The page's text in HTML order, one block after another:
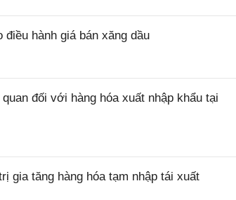
hành giá bán xăng dầu
đối với hàng hóa xuất nhập khẩu tại
gia tăng hàng hóa tạm nhập tái xuất